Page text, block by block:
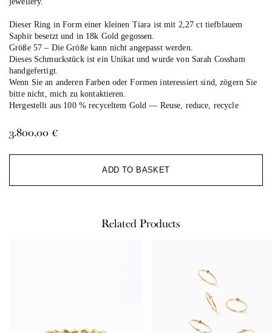
Dieser Ring in Form einer kleinen Tiara ist mit 2,27 ct tiefblauem
Saphir besetzt und in 18k Gold gegossen.
Größe 57 – Die Größe kann nicht angepasst werden.
Dieses Schmuckstück ist ein Unikat und wurde von Sarah Cossham
handgefertigt.
Wenn Sie an anderen Farben oder Formen interessiert sind, zögern Sie
bitte nicht, mich zu kontaktieren.
Hergestellt aus 100 % recyceltem Gold — Reuse, reduce, recycle
3.800,00 €
ADD TO BASKET
Related Products